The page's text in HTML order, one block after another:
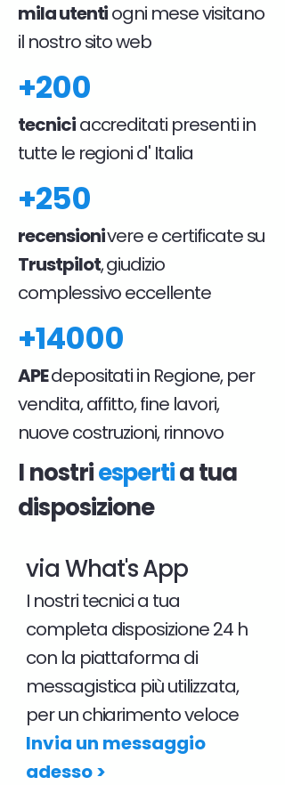
mila utentiogni mese visitano
il nostro sito web
+200
tecniciaccreditati presenti in
tutte le regioni d' Italia
+250
recensionivere e certificate su
Trustpilot, giudizio
complessivo eccellente
+14000
APEdepositati in Regione, per
vendita, affitto, fine lavori,
nuove costruzioni, rinnovo
I nostriespertia tua
disposizione
via What's App
I nostri tecnici a tua
completa disposizione 24 h
con la piattaforma di
messagistica più utilizzata,
per un chiarimento veloce
Invia un messaggio
adesso >